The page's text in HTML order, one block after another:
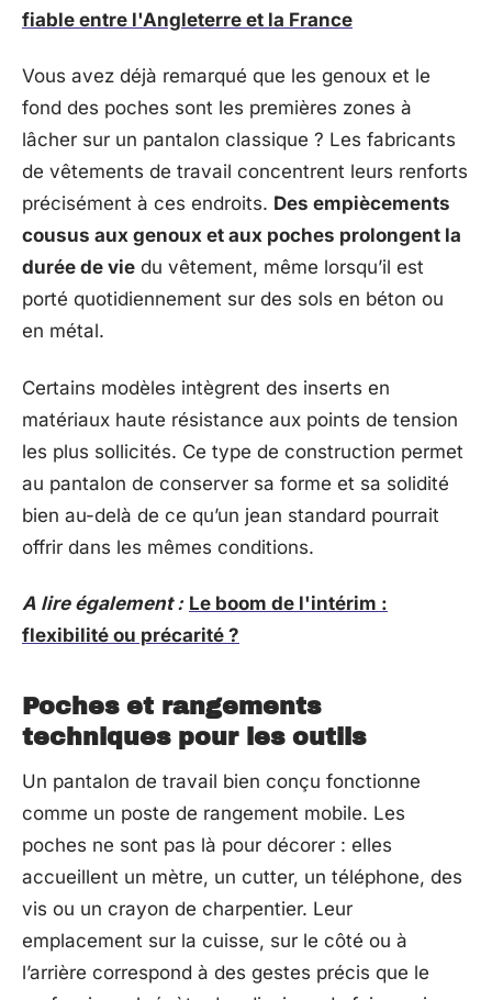
fiable entre l'Angleterre et la France
Vous avez déjà remarqué que les genoux et le
fond des poches sont les premières zones à
lâcher sur un pantalon classique ? Les fabricants
de vêtements de travail concentrent leurs renforts
précisément à ces endroits. Des empiècements
cousus aux genoux et aux poches prolongent la
durée de vie du vêtement, même lorsqu’il est
porté quotidiennement sur des sols en béton ou
en métal.
Certains modèles intègrent des inserts en
matériaux haute résistance aux points de tension
les plus sollicités. Ce type de construction permet
au pantalon de conserver sa forme et sa solidité
bien au-delà de ce qu’un jean standard pourrait
offrir dans les mêmes conditions.
A lire également : Le boom de l'intérim :
flexibilité ou précarité ?
Poches et rangements
techniques pour les outils
Un pantalon de travail bien conçu fonctionne
comme un poste de rangement mobile. Les
poches ne sont pas là pour décorer : elles
accueillent un mètre, un cutter, un téléphone, des
vis ou un crayon de charpentier. Leur
emplacement sur la cuisse, sur le côté ou à
l’arrière correspond à des gestes précis que le